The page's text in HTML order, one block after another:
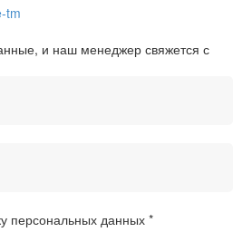
tm
и наш менеджер свяжется с
персональных данных *